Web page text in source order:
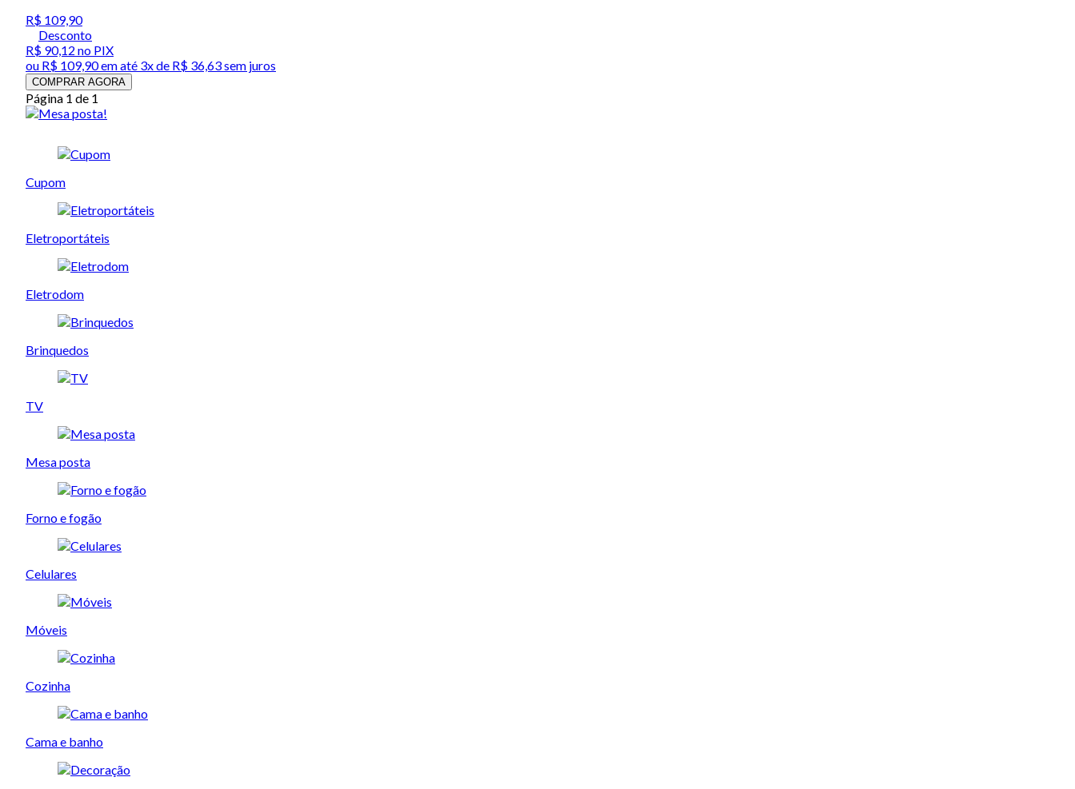
R$ 109,90
Desconto
R$ 90,12 no PIX
ou R$ 109,90em até 3x de R$ 36,63 sem juros
COMPRAR AGORA
Página 1 de 1
Cupom
Eletroportáteis
Eletrodom
Brinquedos
TV
Mesa posta
Forno e fogão
Celulares
Móveis
Cozinha
Cama e banho